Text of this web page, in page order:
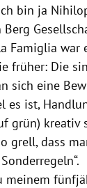
bin ja
Famiglia war
früher: Die
sich eine
es ist,
grün) kreativ
grell, dass
meinem